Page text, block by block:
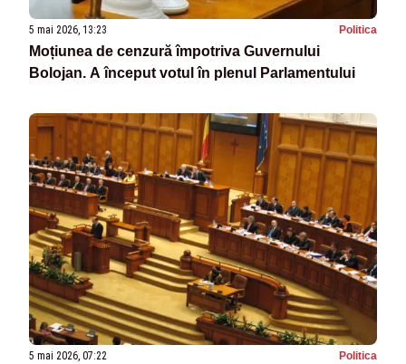
5 mai 2026, 13:23 Politica
Moțiunea de cenzură împotriva Guvernului
Bolojan. A început votul în plenul Parlamentului
5 mai 2026, 07:22 Politica